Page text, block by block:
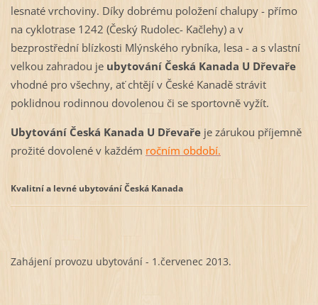
lesnaté vrchoviny. Díky dobrému položení chalupy - přímo
na cyklotrase 1242 (Český Rudolec- Kačlehy) a v
bezprostřední blízkosti Mlýnského rybníka, lesa - a s vlastní
velkou zahradou je ubytování Česká Kanada U Dřevaře
vhodné pro všechny, ať chtějí v České Kanadě strávit
poklidnou rodinnou dovolenou či se sportovně vyžít.
Ubytování Česká Kanada U Dřevaře je zárukou příjemně
prožité dovolené v každém ročním období.
Kvalitní a levné ubytování Česká Kanada
Zahájení provozu ubytování - 1.červenec 2013.